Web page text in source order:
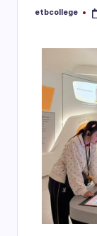
etbcollege